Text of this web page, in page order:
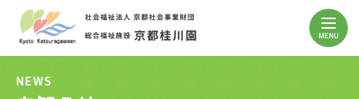
NEWS